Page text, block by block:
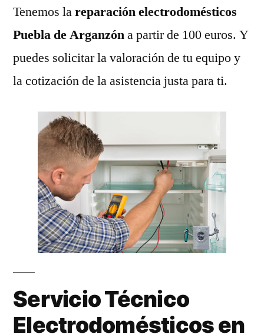
Tenemos lareparación electrodomésticos
Puebla de Arganzóna partir de 100 euros. Y
puedes solicitar la valoración de tu equipo y
la cotización de la asistencia justa para ti.
Servicio Técnico
Electrodomésticos en